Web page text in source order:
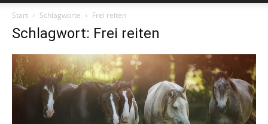
Start Schlagworte Frei reiten
Schlagwort: Frei reiten